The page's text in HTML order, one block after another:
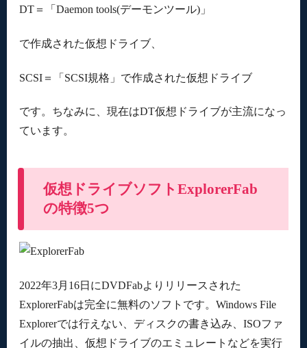
DT＝「Daemon tools(デーモンツール)」
で作成された仮想ドライブ、
SCSI＝「SCSI規格」で作成された仮想ドライブ
です。ちなみに、現在はDT仮想ドライブが主流になっ
ています。
仮想ドライブソフトExplorerFab
の特徴5つ
2022年3月16日にDVDFabよりリリースされた
ExplorerFabは完全に無料のソフトです。Windows File
Explorerでは行えない、ディスクの書き込み、ISOファ
イルの抽出、仮想ドライブのエミュレートなどを実行